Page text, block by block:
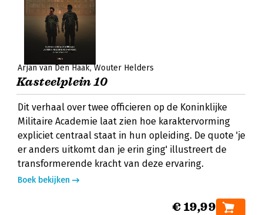
Arjan van Den Haak Wouter Helders
Kasteelplein 10
Dit verhaal over twee officieren op de Koninklijke
Militaire Academie laat zien hoe karaktervorming
expliciet centraal staat in hun opleiding. De quote 'je
er anders uitkomt dan je erin ging' illustreert de
transformerende kracht van deze ervaring.
Boek bekijken
€ 19,99